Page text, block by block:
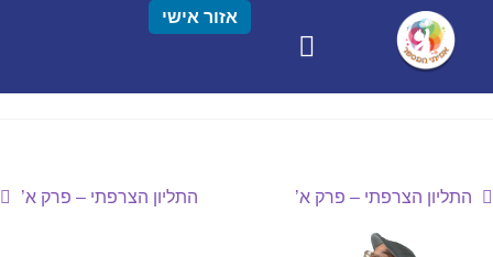
אזור אישי
התליון הצרפתי – פרק א’ התליון הצרפתי – פרק א’